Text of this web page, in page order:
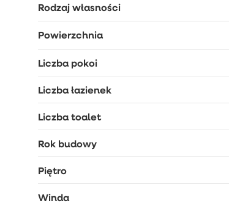
Rodzaj własności
Powierzchnia
Liczba pokoi
Liczba łazienek
Liczba toalet
Rok budowy
Piętro
Winda